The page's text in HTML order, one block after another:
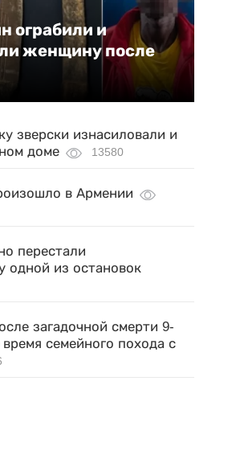
ограбили и
женщину после
зверски изнасиловали и
доме
13580
в Армении
перестали
одной из остановок
загадочной смерти 9-
семейного похода с